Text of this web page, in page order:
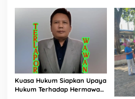
Unggul Menuju Indonesia
Kuasa Hukum Siapkan Upaya
Hukum Terhadap Hermawan